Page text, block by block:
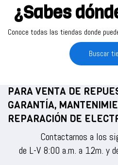
¿Sabes
Conoce todas las tiendas donde
Buscar
PARA VENTA DE
GARANTÍA,
REPARACIÓN DE
Contactarnos a los
de L-V 8:00 a.m. a 12m. y